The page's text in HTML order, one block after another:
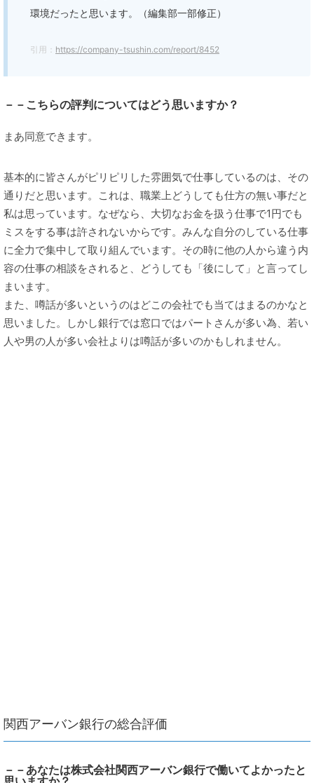
環境だったと思います。（編集部一部修正）
引用： https://company-tsushin.com/report/8452
－－こちらの評判についてはどう思いますか？
まあ同意できます。
基本的に皆さんがピリピリした雰囲気で仕事しているのは、その
通りだと思います。これは、職業上どうしても仕方の無い事だと
私は思っています。なぜなら、大切なお金を扱う仕事で1円でも
ミスをする事は許されないからです。みんな自分のしている仕事
に全力で集中して取り組んでいます。その時に他の人から違う内
容の仕事の相談をされると、どうしても「後にして」と言ってし
まいます。
また、噂話が多いというのはどこの会社でも当てはまるのかなと
思いました。しかし銀行では窓口ではパートさんが多い為、若い
人や男の人が多い会社よりは噂話が多いのかもしれません。
関西アーバン銀行の総合評価
－－あなたは株式会社関西アーバン銀行で働いてよかったと